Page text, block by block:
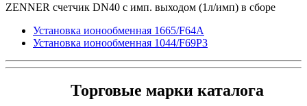
ZENNER счетчик DN40 с имп. выходом (1л/имп) в сборе
Установка ионообменная 1665/F64А
Установка ионообменная 1044/F69P3
Торговые марки каталога